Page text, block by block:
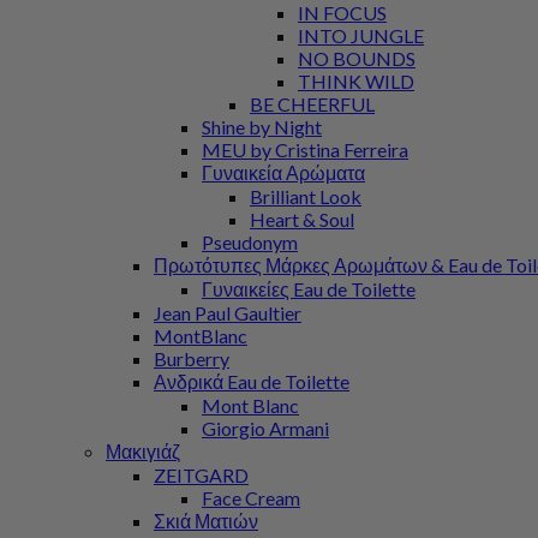
IN FOCUS
INTO JUNGLE
NO BOUNDS
THINK WILD
BE CHEERFUL
Shine by Night
MEU by Cristina Ferreira
Γυναικεία Αρώματα
Brilliant Look
Heart & Soul
Pseudonym
Πρωτότυπες Μάρκες Αρωμάτων & Eau de
Γυναικείες Eau de Toilette
Jean Paul Gaultier
MontBlanc
Burberry
Ανδρικά Eau de Toilette
Mont Blanc
Giorgio Armani
Μακιγιάζ
ZEITGARD
Face Cream
Σκιά Ματιών